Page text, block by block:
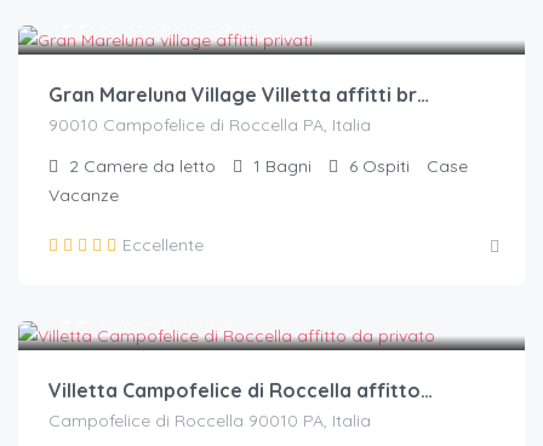
Gran Mareluna Village Villetta affitti brevi e privati a Campofelice di Roccella
90010 Campofelice di Roccella PA, Italia
2 Camere da letto 1 Bagni 6 Ospiti
Case
Vacanze
Eccellente
Villetta Campofelice di Roccella affitto da privato – Villetta 3
Campofelice di Roccella 90010 PA, Italia